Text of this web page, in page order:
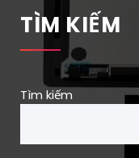
TÌM KIẾM
Tìm kiếm